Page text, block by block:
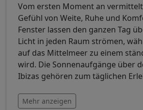
Vom ersten Moment an
Gefühl von Weite, Ruhe und
Fenster lassen den ganzen Tag
Licht in jeden Raum strömen,
auf das Mittelmeer zu einem
wird. Die Sonnenaufgänge über
Ibizas gehören zum täglichen
Mehr anzeigen